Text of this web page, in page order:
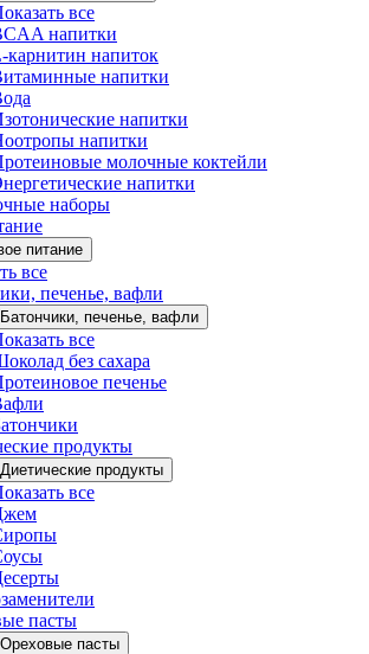
все
напитки
карнитин напиток
напитки
напитки
напитки
молочные коктейли
напитки
наборы
питание
все
печенье, вафли
Батончики, печенье, вафли
все
без сахара
печенье
продукты
Диетические продукты
все
пасты
Ореховые пасты